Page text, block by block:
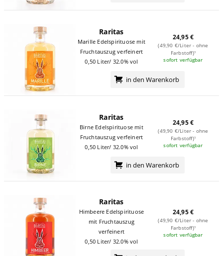
Raritas
Marille Edelspirituose mit
Fruchtauszug verfeinert
0,50 Liter/ 32.0% vol
24,95 €
(49,90 €/Liter - ohne
Farbstoff)¹
sofort verfügbar
in den Warenkorb
Raritas
Birne Edelspirituose mit
Fruchtauszug verfeinert
0,50 Liter/ 32.0% vol
24,95 €
(49,90 €/Liter - ohne
Farbstoff)¹
sofort verfügbar
in den Warenkorb
Raritas
Himbeere Edelspirituose
mit Fruchtauszug
verfeinert
0,50 Liter/ 32.0% vol
24,95 €
(49,90 €/Liter - ohne
Farbstoff)¹
sofort verfügbar